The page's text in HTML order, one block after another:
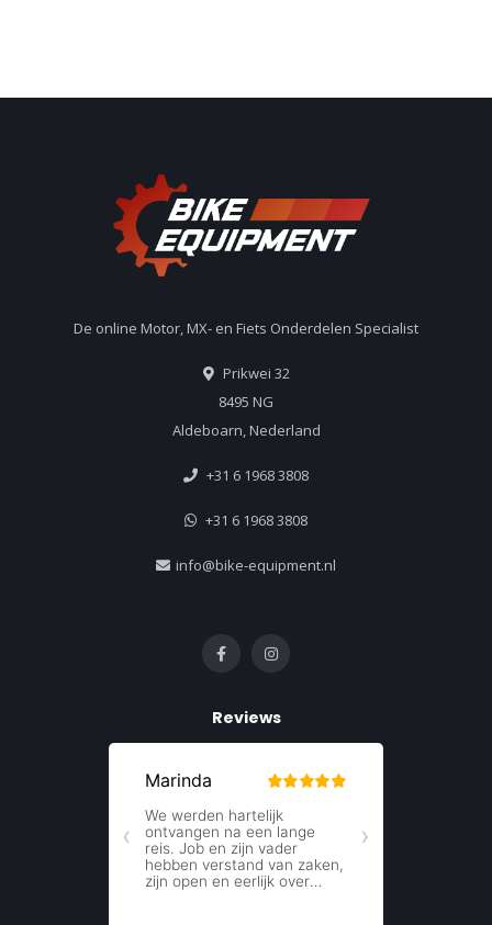
De online Motor, MX- en Fiets Onderdelen Specialist
Prikwei 32
8495 NG
Aldeboarn, Nederland
+31 6 1968 3808
+31 6 1968 3808
info@bike-equipment.nl
Reviews